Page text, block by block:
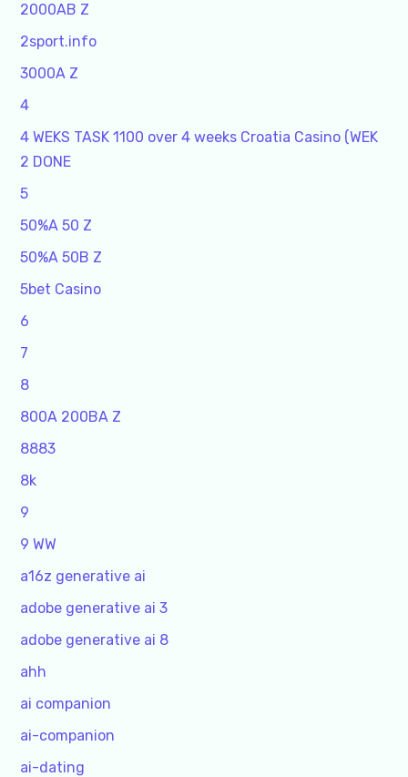
2000AB Z
2sport.info
3000A Z
4
4 WEKS TASK 1100 over 4 weeks Croatia Casino (WEK
2 DONE
5
50%A 50 Z
50%A 50B Z
5bet Casino
6
7
8
800A 200BA Z
8883
8k
9
9 WW
a16z generative ai
adobe generative ai 3
adobe generative ai 8
ahh
ai companion
ai-companion
ai-dating